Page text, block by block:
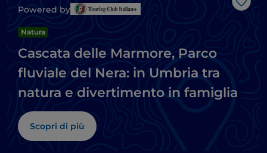
Like
Powered by
Natura
Cascata delle Marmore, Parco
fluviale del Nera: in Umbria tra
natura e divertimento in famiglia
Scopri di più